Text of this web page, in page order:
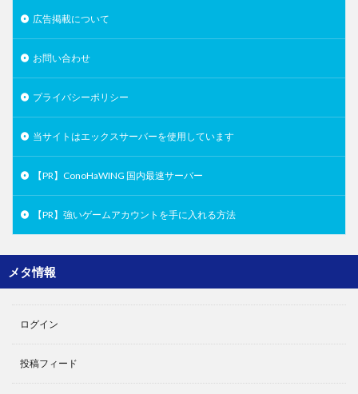
広告掲載について
お問い合わせ
プライバシーポリシー
当サイトはエックスサーバーを使用しています
【PR】ConoHaWING 国内最速サーバー
【PR】強いゲームアカウントを手に入れる方法
メタ情報
ログイン
投稿フィード